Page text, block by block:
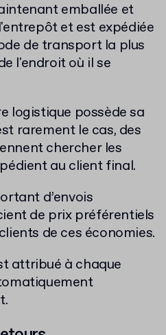
emballée et
et est expédiée
de transport la plus
l'endroit où il se
logistique possède sa
rarement le cas, des
chercher les
au client final.
d’envois
de prix préférentiels
de ces économies.
attribué à chaque